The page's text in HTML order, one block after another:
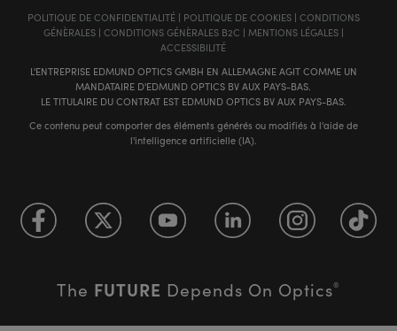
POLITIQUE DE CONFIDENTIALITÉ| POLITIQUE DE COOKIES| CONDITIONS
GÉNÈRALES| CONDITIONS GÉNÈRALES B2C | MENTIONS LÉGALES|
ACCESSIBILITÉ
L'ENTREPRISE EDMUND OPTICS GMBH EN ALLEMAGNE AGIT COMME UN
MANDATAIRE D'EDMUND OPTICS BV AUX PAYS-BAS.
LE TITULAIRE DU CONTRAT EST EDMUND OPTICS BV AUX PAYS-BAS.
Ce contenu peut comporter des éléments générés ou modifiés à l'aide de
l'intelligence artificielle (IA).
The FUTURE Depends On Optics®